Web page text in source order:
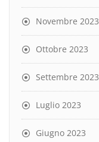
Novembre 2023
Ottobre 2023
Settembre 2023
Luglio 2023
Giugno 2023